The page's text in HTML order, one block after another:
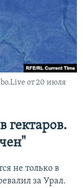
от 20 июля
гектаров.
не только в
за Урал.